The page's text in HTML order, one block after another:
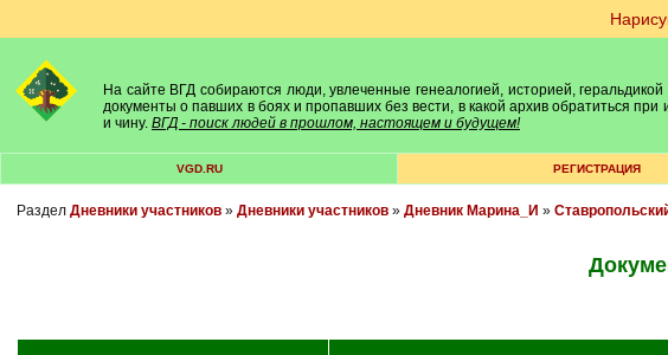
На сайте ВГД собираются люди, увлеченные генеалогией, историей,
документы о павших в боях и пропавших без вести, в какой архив обратиться
и чину. ВГД - поиск людей в прошлом, настоящем и будущем!
VGD.RU РЕГИСТРАЦИЯ
Раздел Дневники участников» Дневники участников» Дневник Марина_И »